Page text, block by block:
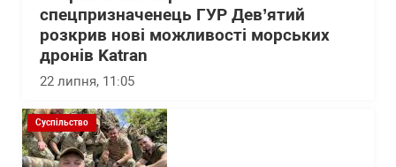
спецпризначенець ГУР Дев’ятий
розкрив нові можливості морських
дронів Katran
22 липня, 11:05
Суспільство